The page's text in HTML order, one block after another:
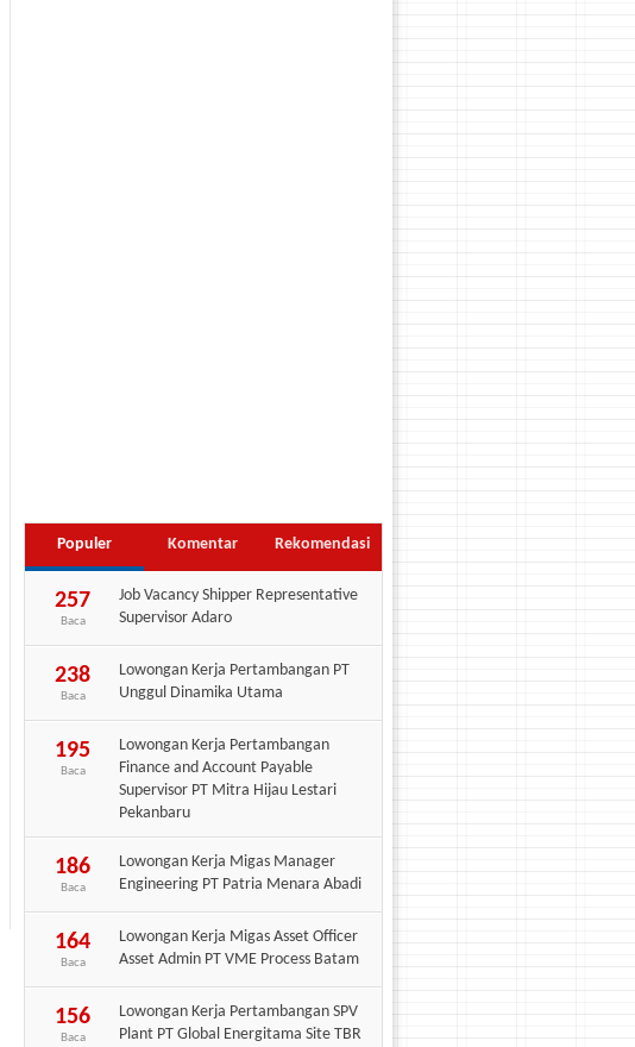
Populer Komentar Rekomendasi
257
Baca
Job Vacancy Shipper Representative
Supervisor Adaro
238
Baca
Lowongan Kerja Pertambangan PT
Unggul Dinamika Utama
195
Baca
Lowongan Kerja Pertambangan
Finance and Account Payable
Supervisor PT Mitra Hijau Lestari
Pekanbaru
186
Baca
Lowongan Kerja Migas Manager
Engineering PT Patria Menara Abadi
164
Baca
Lowongan Kerja Migas Asset Officer
Asset Admin PT VME Process Batam
156
Baca
Lowongan Kerja Pertambangan SPV
Plant PT Global Energitama Site TBR